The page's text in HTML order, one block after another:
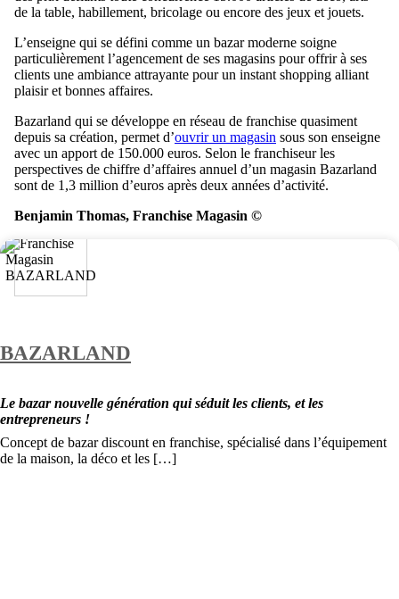
de la table, habillement, bricolage ou encore des jeux et jouets.
L’enseigne qui se défini comme un bazar moderne soigne
particulièrement l’agencement de ses magasins pour offrir à ses
clients une ambiance attrayante pour un instant shopping alliant
plaisir et bonnes affaires.
Bazarland qui se développe en réseau de franchise quasiment
depuis sa création, permet d’ouvrir un magasin sous son enseigne
avec un apport de 150.000 euros. Selon le franchiseur les
perspectives de chiffre d’affaires annuel d’un magasin Bazarland
sont de 1,3 million d’euros après deux années d’activité.
Benjamin Thomas, Franchise Magasin ©
BAZARLAND
Le bazar nouvelle génération qui séduit les clients, et les
entrepreneurs !
Concept de bazar discount en franchise, spécialisé dans l’équipement
de la maison, la déco et les […]